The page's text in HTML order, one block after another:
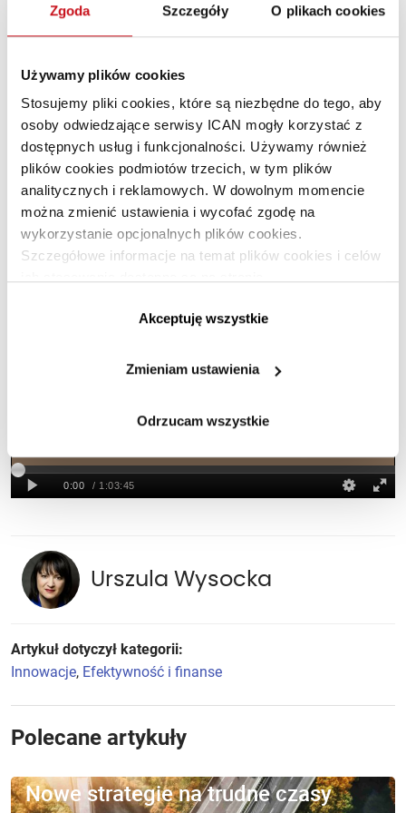
Zgoda Szczegóły O plikach cookies
Używamy plików cookies
Stosujemy pliki cookies, które są niezbędne do tego, aby
osoby odwiedzające serwisy ICAN mogły korzystać z
dostępnych usług i funkcjonalności. Używamy również
plików cookies podmiotów trzecich, w tym plików
analitycznych i reklamowych. W dowolnym momencie
można zmienić ustawienia i wycofać zgodę na
wykorzystanie opcjonalnych plików cookies.
Szczegółowe informacje na temat plików cookies i celów
Akceptuję wszystkie
Zmieniam ustawienia
Odrzucam wszystkie
Podczas webinarium Klubu CFO rozmawialiśmy o tym, jak
zespół finansów wspierający rozwój firmy.
Gośćmi webinarium byli Monika Raźniak, Modern Work
Specialist, Microsoft oraz Krzysztof Sikora, Head of
Business Development, Mindbox. Spotkanie prowadziła
Urszula Wysocka – Ekspert ICAN Institute.
Zapraszamy do obejrzenia webinarium:
Urszula Wysocka
Artykuł dotyczył kategorii:
Innowacje, Efektywność i finanse
Polecane artykuły
Nowe strategie na trudne czasy